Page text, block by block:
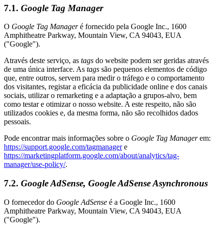
7.1. Google Tag Manager
O Google Tag Manageré fornecido pela Google Inc., 1600
Amphitheatre Parkway, Mountain View, CA 94043, EUA
("Google").
Através deste serviço, as tags do website podem ser geridas através
de uma única interface. As tags são pequenos elementos de código
que, entre outros, servem para medir o tráfego e o comportamento
dos visitantes, registar a eficácia da publicidade online e dos canais
sociais, utilizar o remarketing e a adaptação a grupos-alvo, bem
como testar e otimizar o nosso website. A este respeito, não são
utilizados cookies e, da mesma forma, não são recolhidos dados
pessoais.
Pode encontrar mais informações sobre o Google Tag Managerem:
https://support.google.com/tagmanagere
https://marketingplatform.google.com/about/analytics/tag-
manager/use-policy/.
7.2. Google AdSense, Google AdSense Asynchronous
O fornecedor do Google AdSense é a Google Inc., 1600
Amphitheatre Parkway, Mountain View, CA 94043, EUA
("Google").